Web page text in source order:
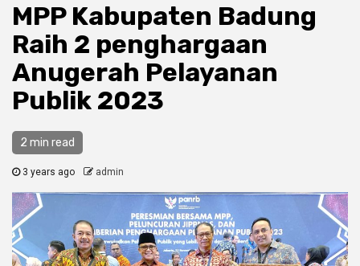
MPP Kabupaten Badung
Raih 2 penghargaan
Anugerah Pelayanan
Publik 2023
2 min read
3 years ago admin